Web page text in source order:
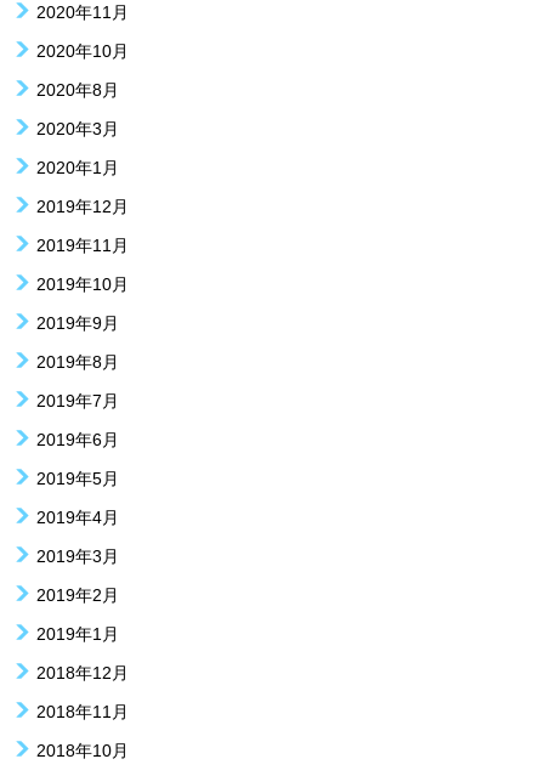
2020年11月
2020年10月
2020年8月
2020年3月
2020年1月
2019年12月
2019年11月
2019年10月
2019年9月
2019年8月
2019年7月
2019年6月
2019年5月
2019年4月
2019年3月
2019年2月
2019年1月
2018年12月
2018年11月
2018年10月